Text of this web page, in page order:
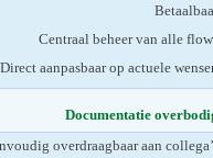
Centraal beheer van alle
Direct aanpasbaar op actuele
Documentatie
overdraagbaar aan